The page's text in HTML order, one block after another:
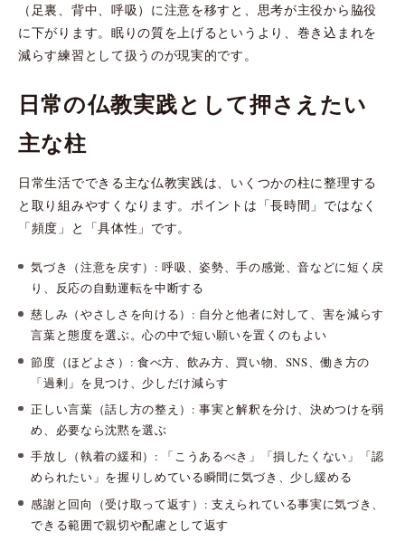
（足裏、背中、呼吸）に注意を移すと、思考が主役から脇役
に下がります。眠りの質を上げるというより、巻き込まれを
減らす練習として扱うのが現実的です。
日常の仏教実践として押さえたい
主な柱
日常生活でできる主な仏教実践は、いくつかの柱に整理する
と取り組みやすくなります。ポイントは「長時間」ではなく
「頻度」と「具体性」です。
気づき（注意を戻す）: 呼吸、姿勢、手の感覚、音などに短く戻
り、反応の自動運転を中断する
慈しみ（やさしさを向ける）: 自分と他者に対して、害を減らす
言葉と態度を選ぶ。心の中で短い願いを置くのもよい
節度（ほどよさ）: 食べ方、飲み方、買い物、SNS、働き方の
「過剰」を見つけ、少しだけ減らす
正しい言葉（話し方の整え）: 事実と解釈を分け、決めつけを弱
め、必要なら沈黙を選ぶ
手放し（執着の緩和）: 「こうあるべき」「損したくない」「認
められたい」を握りしめている瞬間に気づき、少し緩める
感謝と回向（受け取って返す）: 支えられている事実に気づき、
できる範囲で親切や配慮として返す